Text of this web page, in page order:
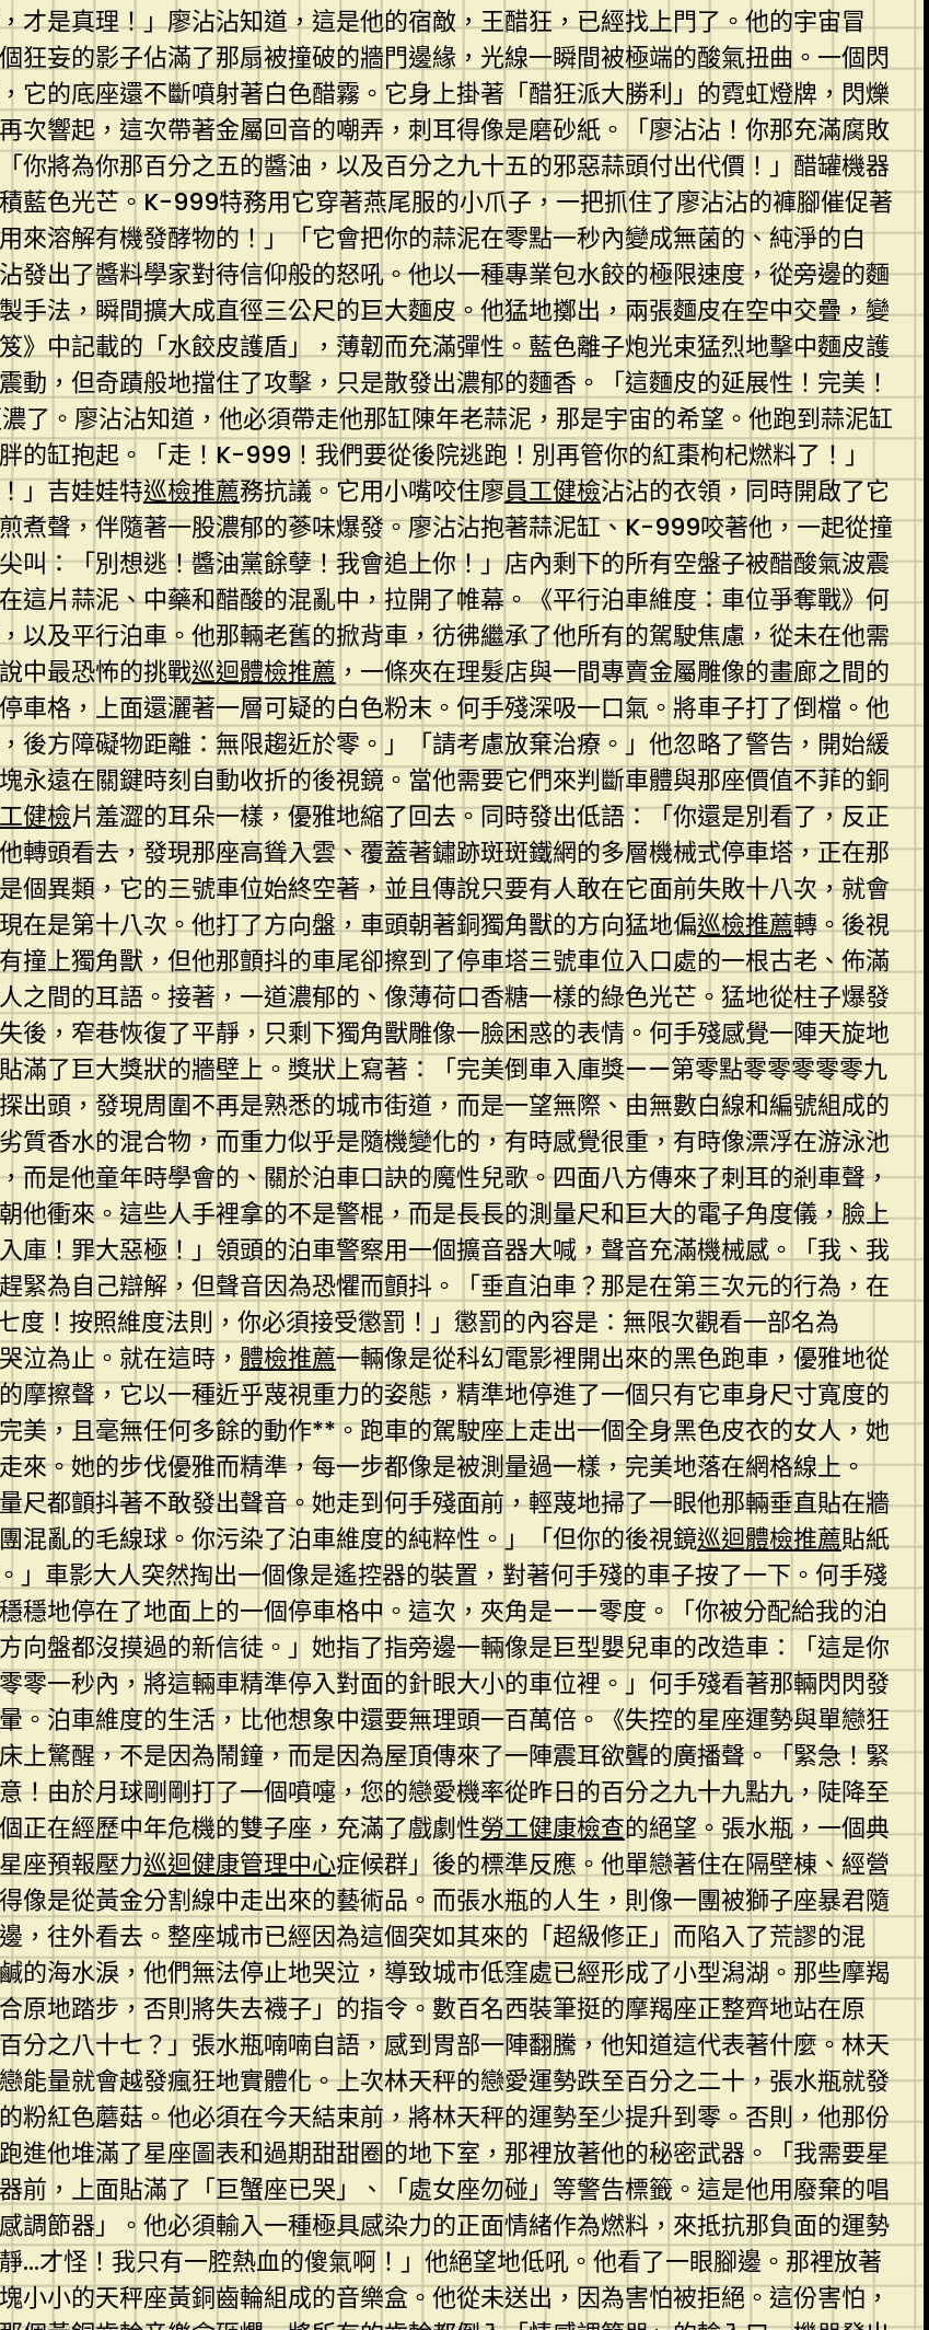
才是真理！」廖沾沾知道，這是他的宿敵，王醋狂，已經找上門了。他的宇宙冒
狂妄的影子佔滿了那扇被撞破的牆門邊緣，光線一瞬間被極端的酸氣扭曲。一個閃
它的底座還不斷噴射著白色醋霧。它身上掛著「醋狂派大勝利」的霓虹燈牌，閃爍
次響起，這次帶著金屬回音的嘲弄，刺耳得像是磨砂紙。「廖沾沾！你那充滿腐敗
你將為你那百分之五的醬油，以及百分之九十五的邪惡蒜頭付出代價！」醋罐機器
藍色光芒。K-999特務用它穿著燕尾服的小爪子，一把抓住了廖沾沾的褲腳催促著
來溶解有機發酵物的！」「它會把你的蒜泥在零點一秒內變成無菌的、純淨的白
發出了醬料學家對待信仰般的怒吼。他以一種專業包水餃的極限速度，從旁邊的麵
手法，瞬間擴大成直徑三公尺的巨大麵皮。他猛地擲出，兩張麵皮在空中交疊，變
》中記載的「水餃皮護盾」，薄韌而充滿彈性。藍色離子炮光束猛烈地擊中麵皮護
動，但奇蹟般地擋住了攻擊，只是散發出濃郁的麵香。「這麵皮的延展性！完美！
。廖沾沾知道，他必須帶走他那缸陳年老蒜泥，那是宇宙的希望。他跑到蒜泥缸
的缸抱起。「走！K-999！我們要從後院逃跑！別再管你的紅棗枸杞燃料了！」
」吉娃娃特巡檢推薦務抗議。它用小嘴咬住廖員工健檢沾沾的衣領，同時開啟了它
煮聲，伴隨著一股濃郁的蔘味爆發。廖沾沾抱著蒜泥缸、K-999咬著他，一起從撞
叫：「別想逃！醬油黨餘孽！我會追上你！」店內剩下的所有空盤子被醋酸氣波震
這片蒜泥、中藥和醋酸的混亂中，拉開了帷幕。《平行泊車維度：車位爭奪戰》何
以及平行泊車。他那輛老舊的掀背車，彷彿繼承了他所有的駕駛焦慮，從未在他需
中最恐怖的挑戰巡迴體檢推薦 ，一條夾在理髮店與一間專賣金屬雕像的畫廊之間的
車格，上面還灑著一層可疑的白色粉末。何手殘深吸一口氣。將車子打了倒檔。他
後方障礙物距離：無限趨近於零。」「請考慮放棄治療。」他忽略了警告，開始緩
永遠在關鍵時刻自動收折的後視鏡。當他需要它們來判斷車體與那座價值不菲的銅
健檢片羞澀的耳朵一樣，優雅地縮了回去。同時發出低語：「你還是別看了，反正
轉頭看去，發現那座高聳入雲、覆蓋著鏽跡斑斑鐵網的多層機械式停車塔，正在那
個異類，它的三號車位始終空著，並且傳說只要有人敢在它面前失敗十八次，就會
在是第十八次。他打了方向盤，車頭朝著銅獨角獸的方向猛地偏巡檢推薦轉。後視
撞上獨角獸，但他那顫抖的車尾卻擦到了停車塔三號車位入口處的一根古老、佈滿
之間的耳語。接著，一道濃郁的、像薄荷口香糖一樣的綠色光芒。猛地從柱子爆發
後，窄巷恢復了平靜，只剩下獨角獸雕像一臉困惑的表情。何手殘感覺一陣天旋地
滿了巨大獎狀的牆壁上。獎狀上寫著：「完美倒車入庫獎——第零點零零零零零九
出頭，發現周圍不再是熟悉的城市街道，而是一望無際、由無數白線和編號組成的
質香水的混合物，而重力似乎是隨機變化的，有時感覺很重，有時像漂浮在游泳池
而是他童年時學會的、關於泊車口訣的魔性兒歌。四面八方傳來了刺耳的剎車聲，
他衝來。這些人手裡拿的不是警棍，而是長長的測量尺和巨大的電子角度儀，臉上
庫！罪大惡極！」領頭的泊車警察用一個擴音器大喊，聲音充滿機械感。「我、我
緊為自己辯解，但聲音因為恐懼而顫抖。「垂直泊車？那是在第三次元的行為，在
！按照維度法則，你必須接受懲罰！」懲罰的內容是：無限次觀看一部名為
泣為止。就在這時， 體檢推薦一輛像是從科幻電影裡開出來的黑色跑車，優雅地從
摩擦聲，它以一種近乎蔑視重力的姿態，精準地停進了一個只有它車身尺寸寬度的
美，且毫無任何多餘的動作**。跑車的駕駛座上走出一個全身黑色皮衣的女人，她
來。她的步伐優雅而精準，每一步都像是被測量過一樣，完美地落在網格線上。
尺都顫抖著不敢發出聲音。她走到何手殘面前，輕蔑地掃了一眼他那輛垂直貼在牆
混亂的毛線球。你污染了泊車維度的純粹性。」「但你的後視鏡巡迴體檢推薦貼紙
車影大人突然掏出一個像是遙控器的裝置，對著何手殘的車子按了一下。何手殘
穩地停在了地面上的一個停車格中。這次，夾角是——零度。「你被分配給我的泊
向盤都沒摸過的新信徒。」她指了指旁邊一輛像是巨型嬰兒車的改造車：「這是你
零一秒內，將這輛車精準停入對面的針眼大小的車位裡。」何手殘看著那輛閃閃發
。泊車維度的生活，比他想象中還要無理頭一百萬倍。《失控的星座運勢與單戀狂
上驚醒，不是因為鬧鐘，而是因為屋頂傳來了一陣震耳欲聾的廣播聲。「緊急！緊
！由於月球剛剛打了一個噴嚏，您的戀愛機率從昨日的百分之九十九點九，陡降至
正在經歷中年危機的雙子座，充滿了戲劇性勞工健康檢查的絕望。張水瓶，一個典
座預報壓力巡迴健康管理中心症候群」後的標準反應。他單戀著住在隔壁棟、經營
像是從黃金分割線中走出來的藝術品。而張水瓶的人生，則像一團被獅子座暴君隨
，往外看去。整座城市已經因為這個突如其來的「超級修正」而陷入了荒謬的混
的海水淚，他們無法停止地哭泣，導致城市低窪處已經形成了小型潟湖。那些摩羯
原地踏步，否則將失去襪子」的指令。數百名西裝筆挺的摩羯座正整齊地站在原
分之八十七？」張水瓶喃喃自語，感到胃部一陣翻騰，他知道這代表著什麼。林天
能量就會越發瘋狂地實體化。上次林天秤的戀愛運勢跌至百分之二十，張水瓶就發
粉紅色蘑菇。他必須在今天結束前，將林天秤的運勢至少提升到零。否則，他那份
進他堆滿了星座圖表和過期甜甜圈的地下室，那裡放著他的秘密武器。「我需要星
前，上面貼滿了「巨蟹座已哭」、「處女座勿碰」等警告標籤。這是他用廢棄的唱
調節器」。他必須輸入一種極具感染力的正面情緒作為燃料，來抵抗那負面的運勢
…才怪！我只有一腔熱血的傻氣啊！」他絕望地低吼。他看了一眼腳邊。那裡放著
小小的天秤座黃銅齒輪組成的音樂盒。他從未送出，因為害怕被拒絕。這份害怕，